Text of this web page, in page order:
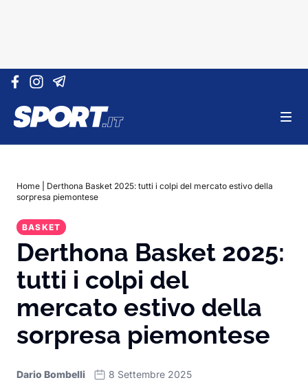
Vai al contenuto
Home
Derthona Basket 2025: tutti i colpi del mercato estivo della
sorpresa piemontese
BASKET
Derthona Basket 2025:
tutti i colpi del
mercato estivo della
sorpresa piemontese
Dario Bombelli 8 Settembre 2025